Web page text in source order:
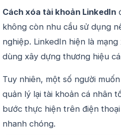
Cách xóa tài khoản LinkedIn
không còn nhu cầu sử dụng
nghiệp. LinkedIn hiện là
dùng xây dựng thương hiệu
Tuy nhiên, một số người
quản lý lại tài khoản cá nhân
bước thực hiện trên điện
nhanh chóng.